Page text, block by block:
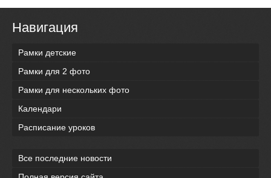
Навигация
Рамки детские
Рамки для 2 фото
Рамки для нескольких фото
Календари
Расписание уроков
Все последние новости